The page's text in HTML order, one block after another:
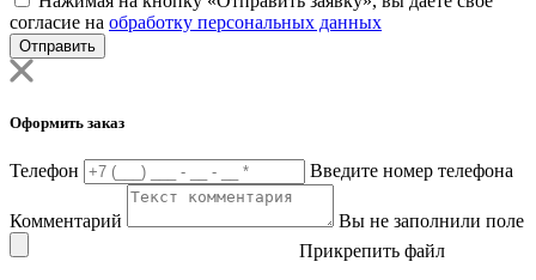
согласие на обработку персональных данных
Отправить
Оформить заказ
Телефон Введите номер телефона
Комментарий
Вы не заполнили поле
Прикрепить файл